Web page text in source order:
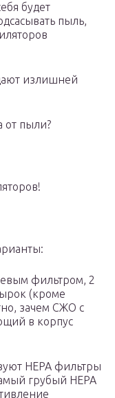
будет
пыль,
излишней
от пыли?
фильтром, 2
(кроме
зачем СЖО с
в корпус
HEPA фильтры
грубый HEPA